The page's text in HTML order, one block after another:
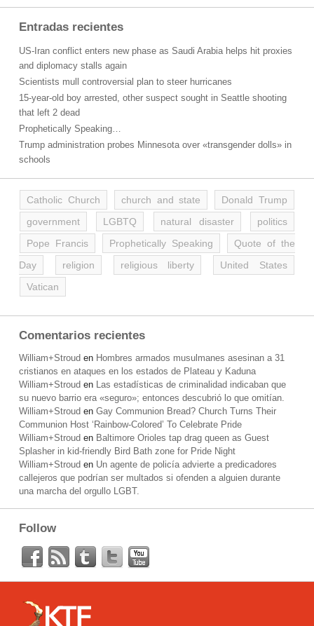
Entradas recientes
US-Iran conflict enters new phase as Saudi Arabia helps hit proxies
and diplomacy stalls again
Scientists mull controversial plan to steer hurricanes
15-year-old boy arrested, other suspect sought in Seattle shooting
that left 2 dead
Prophetically Speaking…
Trump administration probes Minnesota over «transgender dolls» in
schools
Catholic Church church and state
Donald Trump
government
LGBTQ natural disaster
politics
Pope Francis
Prophetically Speaking
Quote of the
Day
religion religious liberty
United States
Vatican
Comentarios recientes
William+Stroud en Hombres armados musulmanes asesinan a 31
cristianos en ataques en los estados de Plateau y Kaduna
William+Stroud en Las estadísticas de criminalidad indicaban que
su nuevo barrio era «seguro»; entonces descubrió lo que omitían.
William+Stroud en Gay Communion Bread? Church Turns Their
Communion Host ‘Rainbow-Colored’ To Celebrate Pride
William+Stroud en Baltimore Orioles tap drag queen as Guest
Splasher in kid-friendly Bird Bath zone for Pride Night
William+Stroud en Un agente de policía advierte a predicadores
callejeros que podrían ser multados si ofenden a alguien durante
una marcha del orgullo LGBT.
Follow